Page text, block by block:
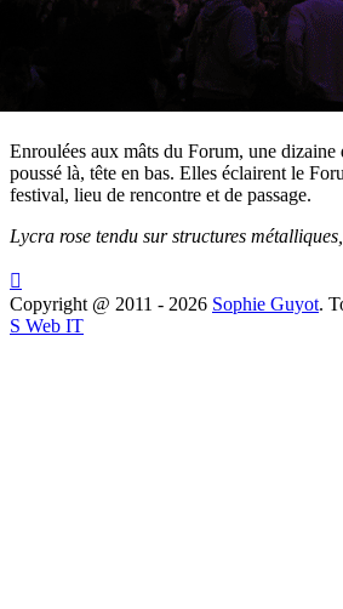
Enroulées aux mâts du Forum, une dizaine
poussé là, tête en bas. Elles éclairent le
festival, lieu de rencontre et de passage.
Lycra rose tendu sur structures

Copyright @ 2011 - 2026 Sophie Guyot.
S Web IT